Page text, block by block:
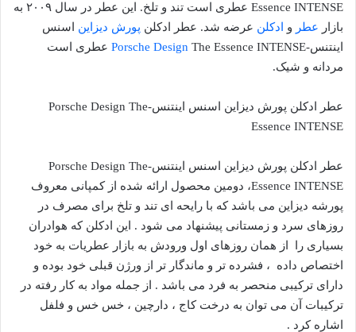
Essence INTENSE عطری است تند و تلخ. این عطر در سال ۲۰۰۹ به
بازار عطر و ادکلن عرضه شد. عطر ادکلن پورش دیزاین اسنس
اینتنس-
Porsche Design The Essence INTENSE عطری است
مردانه و شیک.
عطر ادکلن پورش دیزاین اسنس اینتنس-Porsche Design The
Essence INTENSE
عطر ادکلن پورش دیزاین اسنس اینتنس-Porsche Design The
Essence INTENSE، دومین محصول ارائه شده از کمپانی معروف
پورشه دیزاین می باشد که با رایحه ای تند و تلخ برای مصرف در
روزهای سرد و زمستانی پیشنهاد می شود . این ادکلن که هوادران
بسیاری را از همان روزهای اول ورودش به بازار عطریات به خود
اختصاص داده ، فشرده تر و ماندگار تر از ورژن قبلی خود بوده و
دارای ترکیبی منحصر به فرد می باشد . از جمله مواد به کار رفته در
ترکیبات آن می توان به درخت کاج ، دارچین ، خس خس و فلفل
اشاره کرد .